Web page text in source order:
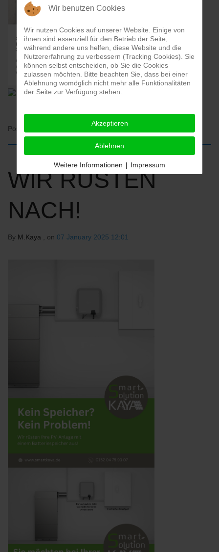
Posted in:
WIR RÜSTEN
NACH!
By M.Kaya , on 07 January 2025 12:01
Wir benutzen Cookies
Wir nutzen Cookies auf unserer Website. Einige von
ihnen sind essenziell für den Betrieb der Seite,
während andere uns helfen, diese Website und die
Nutzererfahrung zu verbessern (Tracking Cookies). Sie
können selbst entscheiden, ob Sie die Cookies
zulassen möchten. Bitte beachten Sie, dass bei einer
Ablehnung womöglich nicht mehr alle Funktionalitäten
der Seite zur Verfügung stehen.
Akzeptieren
Ablehnen
Weitere Informationen | Impressum